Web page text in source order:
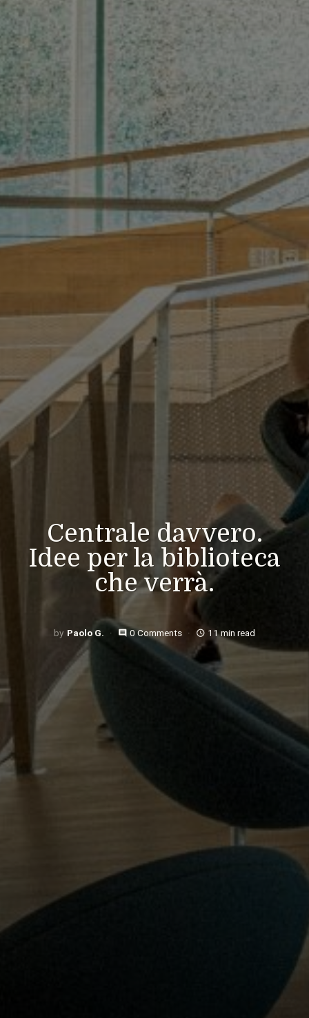
Centrale davvero.
Idee per la biblioteca
che verrà.
Paolo G. comment 0 Comments access_time 11 min read